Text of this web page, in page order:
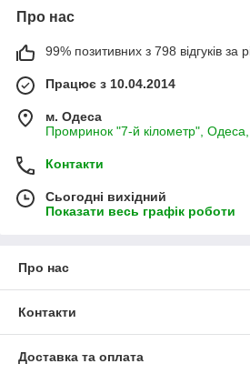
Про нас
99% позитивних з 798 відгуків за
Працює з 10.04.2014
м. Одеса
Промринок "7-й кілометр", Одеса,
Контакти
Сьогодні вихідний
Показати весь графік роботи
Про нас
Контакти
Доставка та оплата